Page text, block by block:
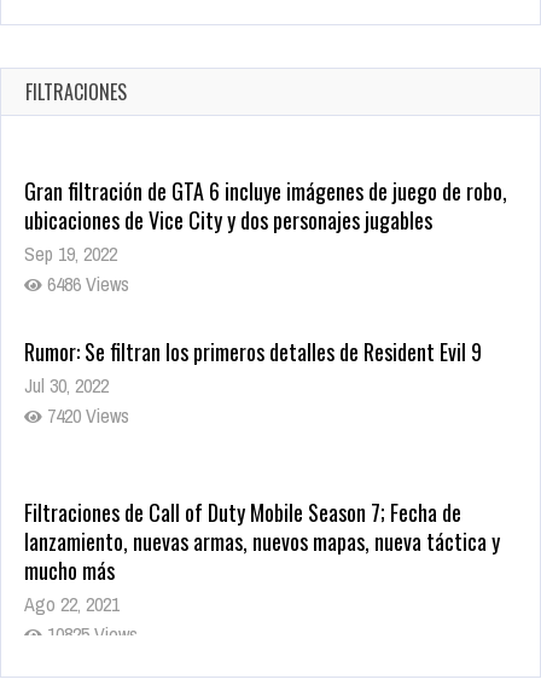
FILTRACIONES
Gran filtración de GTA 6 incluye imágenes de juego de robo,
ubicaciones de Vice City y dos personajes jugables
Sep 19, 2022
6486 Views
Rumor: Se filtran los primeros detalles de Resident Evil 9
Jul 30, 2022
7420 Views
Filtraciones de Call of Duty Mobile Season 7; Fecha de
lanzamiento, nuevas armas, nuevos mapas, nueva táctica y
mucho más
Ago 22, 2021
10825 Views
La configuración de Call of Duty 2021 aparentemente ya fue